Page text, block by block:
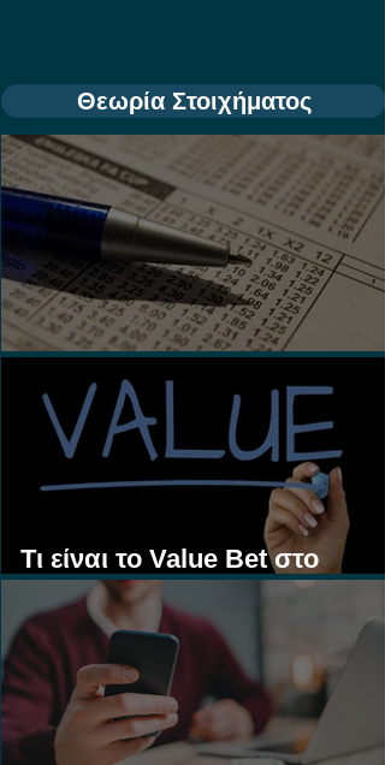
Θεωρία Στοιχήματος
Τι είναι το Value Bet στο
Στοίχημα;